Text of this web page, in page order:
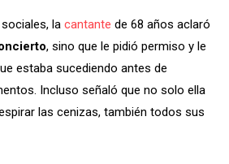
la cantante de 68 años aclaró
, sino que le pidió permiso y le
estaba sucediendo antes de
Incluso señaló que no solo ella
las cenizas, también todos sus